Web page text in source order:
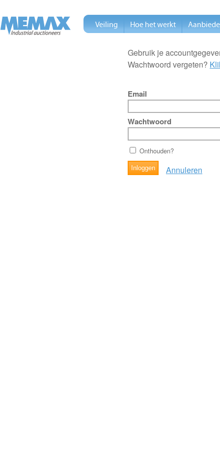
Gebruik je
Wachtwoord vergeten?
Email
Wachtwoord
Onthouden?
Annuleren
Veiling Hoe het werkt